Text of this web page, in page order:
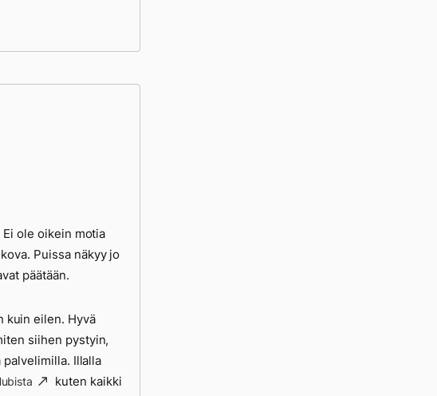
ole oikein motia
Puissa näkyy jo
päätään.
kuin eilen. Hyvä
siihen pystyin,
Illalla
kuten kaikki